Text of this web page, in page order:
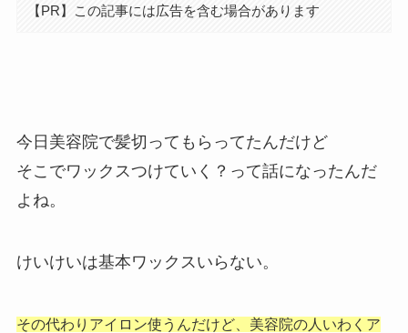
【PR】この記事には広告を含む場合があります
今日美容院で髪切ってもらってたんだけど
そこでワックスつけていく？って話になったんだ
よね。
けいけいは基本ワックスいらない。
その代わりアイロン使うんだけど、 美容院の人いわくア